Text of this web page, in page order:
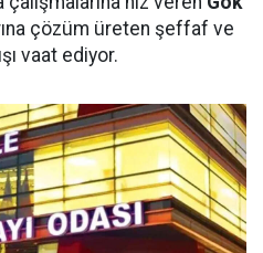
çözüm üreten şeffaf ve
vaat ediyor.